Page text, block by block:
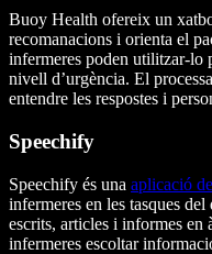
Buoy Health ofereix un
recomanacions i orienta el
infermeres poden utilitzar-lo
nivell d’urgència. El
entendre les respostes i
Speechify
Speechify és una aplicació
infermeres en les tasques
escrits, articles i informes en
infermeres escoltar